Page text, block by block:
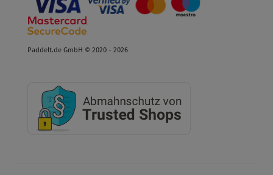
Paddelt.de GmbH © 2020 - 2026